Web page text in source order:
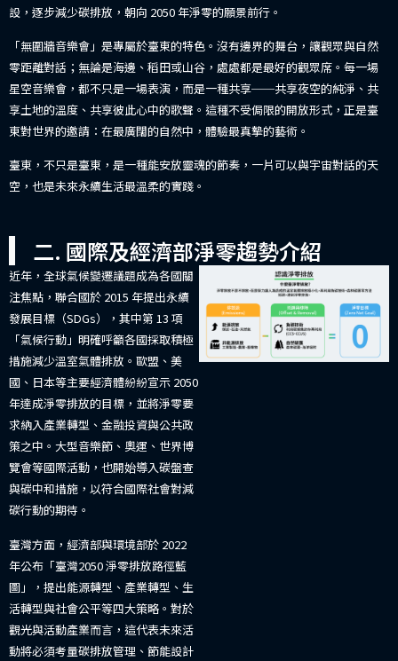
設，逐步減少碳排放，朝向 2050 年淨零的願景前行。
「無圍牆音樂會」是專屬於臺東的特色。沒有邊界的舞台，讓觀眾與自然
零距離對話；無論是海邊、稻田或山谷，處處都是最好的觀眾席。每一場
星空音樂會，都不只是一場表演，而是一種共享──共享夜空的純淨、共
享土地的溫度、共享彼此心中的歌聲。這種不受侷限的開放形式，正是臺
東對世界的邀請：在最廣闊的自然中，體驗最真摯的藝術。
臺東，不只是臺東，是一種能安放靈魂的節奏，一片可以與宇宙對話的天
空，也是未來永續生活最溫柔的實踐。
二. 國際及經濟部淨零趨勢介紹
近年，全球氣候變遷議題成為各國關
注焦點，聯合國於 2015 年提出永續
發展目標（SDGs），其中第 13 項
「氣候行動」明確呼籲各國採取積極
措施減少溫室氣體排放。歐盟、美
國、日本等主要經濟體紛紛宣示 2050
年達成淨零排放的目標，並將淨零要
求納入產業轉型、金融投資與公共政
策之中。大型音樂節、奧運、世界博
覽會等國際活動，也開始導入碳盤查
與碳中和措施，以符合國際社會對減
碳行動的期待。
臺灣方面，經濟部與環境部於 2022
年公布「臺灣2050 淨零排放路徑藍
圖」，提出能源轉型、產業轉型、生
活轉型與社會公平等四大策略。對於
觀光與活動產業而言，這代表未來活
動將必須考量碳排放管理、節能設計